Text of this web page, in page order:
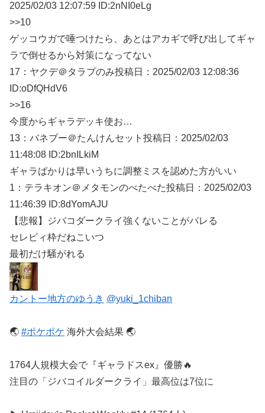
2025/02/03 12:07:59 ID:2nNI0eLg
>>10
ゲッコウガで唾つけたら、あとはアカギで呼び出してギャ
ラで倒せるから対策になってない
17： ヤクデ＠タラプのみ投稿日：2025/02/03 12:08:36
ID:oDfQHdV6
>>16
今度からギャラデッキ使お…
13： バネブー＠たんけんセット 投稿日：2025/02/03
11:48:08 ID:2bnILkiM
ギャラばかりは早いうちに調整ミスを認めた方がいい
1： テラキオン＠メタモンのべたべた投稿日：2025/02/03
11:46:39 ID:8dYomAJU
【悲報】ジバコダークライ強くないことがバレる
セレビィ枠だねこいつ
最初だけ騒がれる
カントー地方のゆうき @yuki_1chiban
🌏 #ポケポケ 海外大会結果 🌏
1764人規模大会で『ギャラドスex』優勝🔥
注目の「ジバコイルダークライ」最高位は7位に